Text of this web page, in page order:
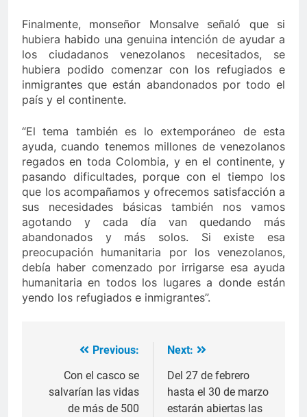
Finalmente, monseñor Monsalve señaló que si
hubiera habido una genuina intención de ayudar a
los ciudadanos venezolanos necesitados, se
hubiera podido comenzar con los refugiados e
inmigrantes que están abandonados por todo el
país y el continente.
“El tema también es lo extemporáneo de esta
ayuda, cuando tenemos millones de venezolanos
regados en toda Colombia, y en el continente, y
pasando dificultades, porque con el tiempo los
que los acompañamos y ofrecemos satisfacción a
sus necesidades básicas también nos vamos
agotando y cada día van quedando más
abandonados y más solos. Si existe esa
preocupación humanitaria por los venezolanos,
debía haber comenzado por irrigarse esa ayuda
humanitaria en todos los lugares a donde están
yendo los refugiados e inmigrantes”.
Navegación
entradas
Previous:
Con el casco se
salvarían las vidas
de más de 500
Next:
Del 27 de febrero
hasta el 30 de marzo
estarán abiertas las